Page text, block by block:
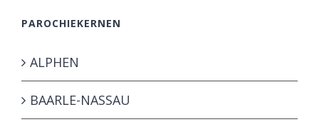
PAROCHIEKERNEN
ALPHEN
BAARLE-NASSAU